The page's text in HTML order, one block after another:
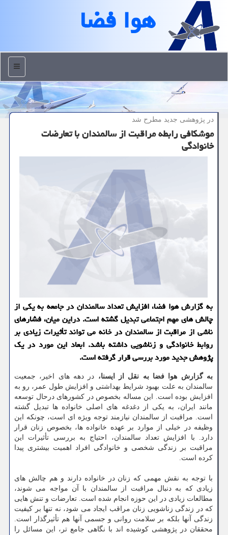
هوا فضا
منو
در پژوهشی جدید مطرح شد
موشکافی رابطه مراقبت از سالمندان با تعارضات
خانوادگی
به گزارش هوا فضا، افزایش تعداد سالمندان در جامعه به یکی از
چالش های مهم اجتماعی تبدیل گشته است. دراین میان، فشارهای
ناشی از مراقبت از سالمندان در خانه می تواند تأثیرات زیادی بر
روابط خانوادگی و زناشویی داشته باشد. ابعاد این مورد در یک
پژوهش جدید مورد بررسی قرار گرفته است.
به گزارش هوا فضا به نقل از ایسنا، در دهه های اخیر، جمعیت
سالمندان به علت بهبود شرایط بهداشتی و افزایش طول عمر، رو به
افزایش بوده است. این مساله بخصوص در کشورهای درحال توسعه
مانند ایران، به یکی از دغدغه های اصلی خانواده ها تبدیل گشته
است. مراقبت از سالمندان نیازمند توجه ویژه ای است، چونکه این
وظیفه در خیلی از موارد بر عهده خانواده ها، بخصوص زنان قرار
دارد. با افزایش تعداد سالمندان، احتیاج به بررسی تأثیرات این
مراقبت بر زندگی شخصی و خانوادگی افراد اهمیت بیشتری پیدا
کرده است.
با توجه به نقش مهمی که زنان در خانواده دارند و هم چالش های
زیادی که به دنبال مراقبت از سالمندان با آن مواجه می شوند،
مطالعات زیادی در این حوزه انجام شده است. تعارضات و تنش هایی
که در زندگی زناشویی زنان مراقب ایجاد می شود، نه تنها بر کیفیت
زندگی آنها بلکه بر سلامت روانی و جسمی آنها هم تأثیرگذار است.
محققان در پژوهشی کوشیده اند با نگاهی جامع تر، این مسائل را